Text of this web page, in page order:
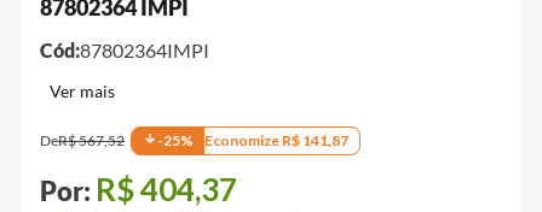
87802364 IMPI
Cód:87802364IMPI
DeR$567,52 -25% Economize R$ 141,87
R$404,37